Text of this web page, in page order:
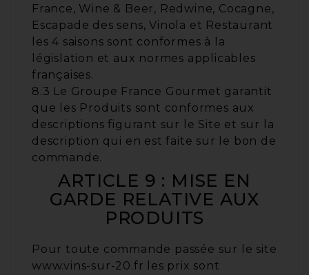
France, Wine & Beer, Redwine, Cocagne,
Escapade des sens, Vinola et Restaurant
les 4 saisons sont conformes à la
législation et aux normes applicables
françaises.
8.3 Le Groupe France Gourmet garantit
que les Produits sont conformes aux
descriptions figurant sur le Site et sur la
description qui en est faite sur le bon de
commande.
ARTICLE 9 : MISE EN
GARDE RELATIVE AUX
PRODUITS
Pour toute commande passée sur le site
www.vins-sur-20.fr les prix sont